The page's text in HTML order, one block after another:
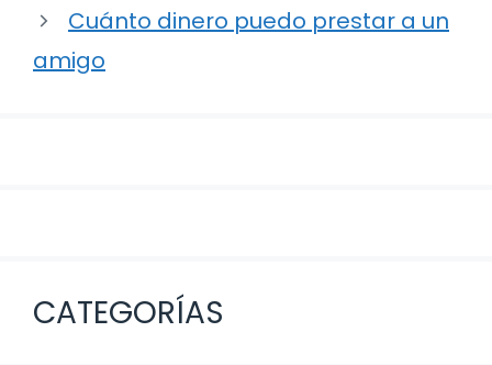
Cuánto dinero puedo prestar a un
amigo
CATEGORÍAS